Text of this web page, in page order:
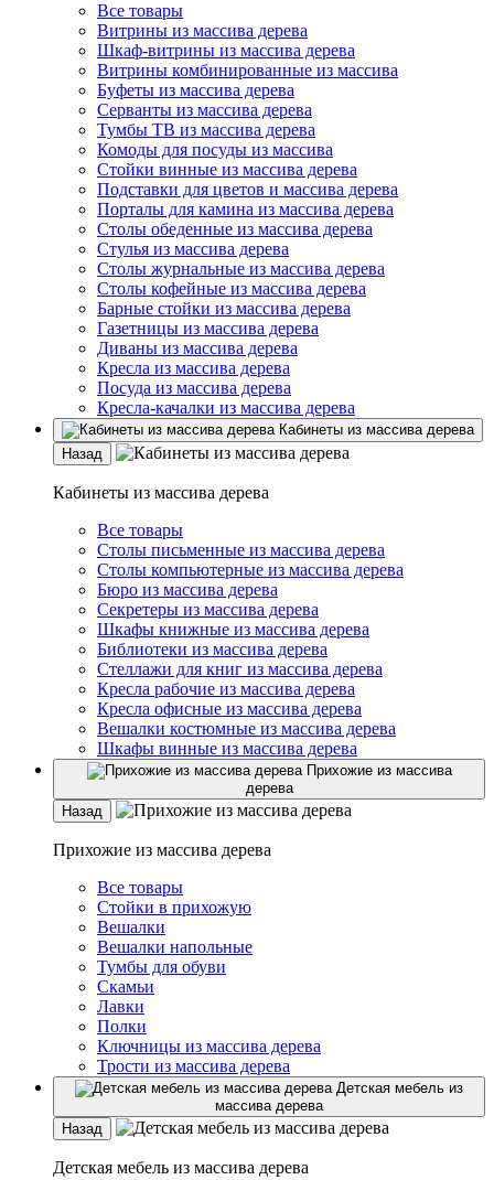
Все товары
Витрины из массива дерева
Шкаф-витрины из массива дерева
Витрины комбинированные из массива
Буфеты из массива дерева
Серванты из массива дерева
Тумбы ТВ из массива дерева
Комоды для посуды из массива
Стойки винные из массива дерева
Подставки для цветов и массива дерева
Порталы для камина из массива дерева
Столы обеденные из массива дерева
Стулья из массива дерева
Столы журнальные из массива дерева
Столы кофейные из массива дерева
Барные стойки из массива дерева
Газетницы из массива дерева
Диваны из массива дерева
Кресла из массива дерева
Посуда из массива дерева
Кресла-качалки из массива дерева
Кабинеты из массива дерева
Назад
Кабинеты из массива дерева
Все товары
Столы письменные из массива дерева
Столы компьютерные из массива дерева
Бюро из массива дерева
Секретеры из массива дерева
Шкафы книжные из массива дерева
Библиотеки из массива дерева
Стеллажи для книг из массива дерева
Кресла рабочие из массива дерева
Кресла офисные из массива дерева
Вешалки костюмные из массива дерева
Шкафы винные из массива дерева
Прихожие из массива
дерева
Назад
Прихожие из массива дерева
Все товары
Стойки в прихожую
Вешалки
Вешалки напольные
Тумбы для обуви
Скамьи
Лавки
Полки
Ключницы из массива дерева
Трости из массива дерева
Детская мебель из
массива дерева
Назад
Детская мебель из массива дерева